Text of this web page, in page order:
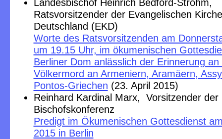
Landesbischof Heinrich Bedford-Strohm,
Ratsvorsitzender der Evangelischen
Deutschland (EKD)
Worte des Ratsvorsitzenden am
um 19.15 Uhr, im ökumenischen
Berliner Dom anlässlich der Erinnerung an
Völkermord an Armeniern, Aramäern,
Pontos-Griechen (23. April 2015)
Reinhard Kardinal Marx, Vorsitzender der
Bischofskonferenz
Predigt im Ökumenischen Gottesdienst
2015 in Berlin